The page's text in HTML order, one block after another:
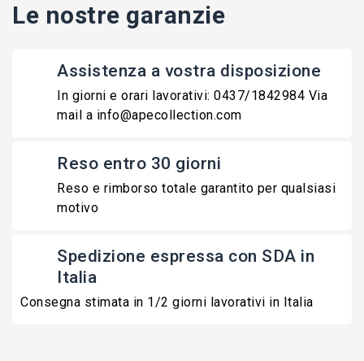
Le nostre garanzie
Assistenza a vostra disposizione
In giorni e orari lavorativi: 0437/1842984 Via
mail a info@apecollection.com
Reso entro 30 giorni
Reso e rimborso totale garantito per qualsiasi
motivo
Spedizione espressa con SDA in
Italia
Consegna stimata in 1/2 giorni lavorativi in Italia